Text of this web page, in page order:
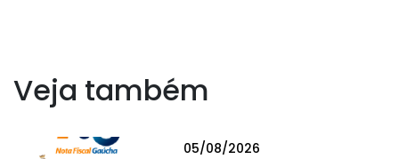
Veja também
05/08/2026